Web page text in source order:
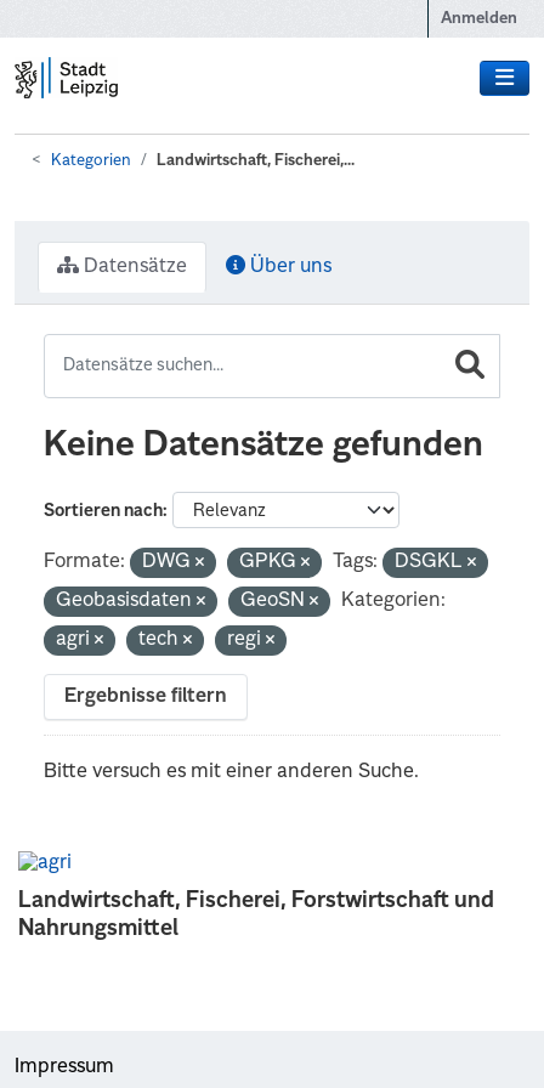
Anmelden
Kategorien Landwirtschaft, Fischerei,...
Landwirtschaft, Fischerei, Forstwirtschaft und
Nahrungsmittel
Datensätze Über uns
Keine Datensätze gefunden
Sortieren nach
Formate: DWG GPKG Tags:
DSGKL
Geobasisdaten
GeoSN
Kategorien:
agri
tech regi
Ergebnisse filtern
Bitte versuch es mit einer anderen Suche.
Impressum